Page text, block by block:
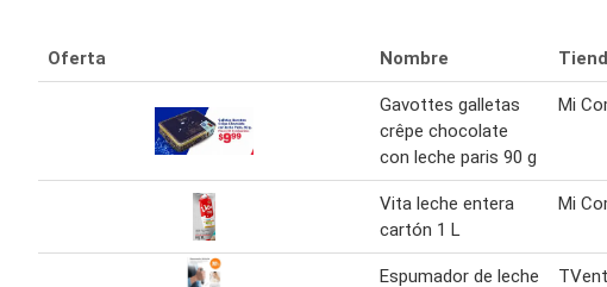
Oferta Nombre
Gavottes galletas
crêpe chocolate
con leche paris 90 g
Mi
Vita leche entera
cartón 1 L
Mi
Espumador de leche